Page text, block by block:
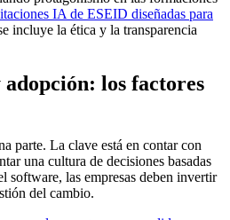
IA de ESEID diseñadas para
incluye la ética y la transparencia
los factores
parte. La clave está en contar con
una cultura de decisiones basadas
software, las empresas deben invertir
del cambio.